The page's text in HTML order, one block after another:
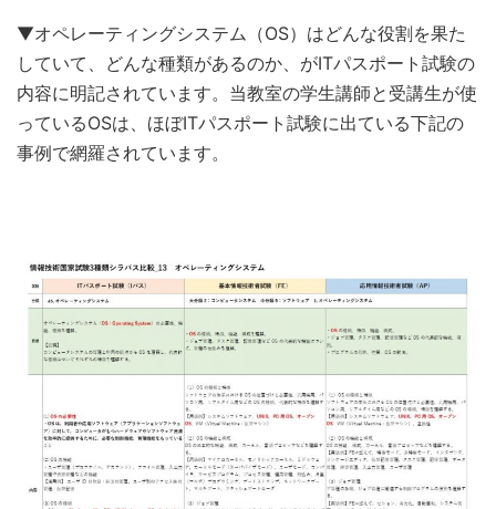
▼オペレーティングシステム（OS）はどんな役割を果た
していて、どんな種類があるのか、がITパスポート試験の
内容に明記されています。当教室の学生講師と受講生が使
っているOSは、ほぼITパスポート試験に出ている下記の
事例で網羅されています。